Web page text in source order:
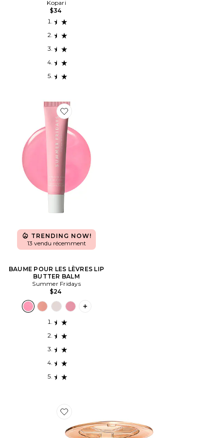
Kopari
$34
Favorite BAUME POUR LES LÈVRES LIP BUTTER
TRENDING NOW!
13 vendu récemment
BAUME POUR LES LÈVRES LIP
BUTTER BALM
Summer Fridays
$24
PLUS ICON TO SEE MORE OPTIONS
Favorite POUDRE DE FINITION AIRBRUSH FLAWLESS